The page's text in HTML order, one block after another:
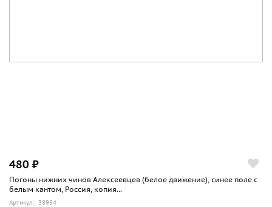
480 ₽
Погоны нижних чинов Алексеевцев (белое движение), синее поле с
белым кантом, Россия, копия...
Артикул: 38954